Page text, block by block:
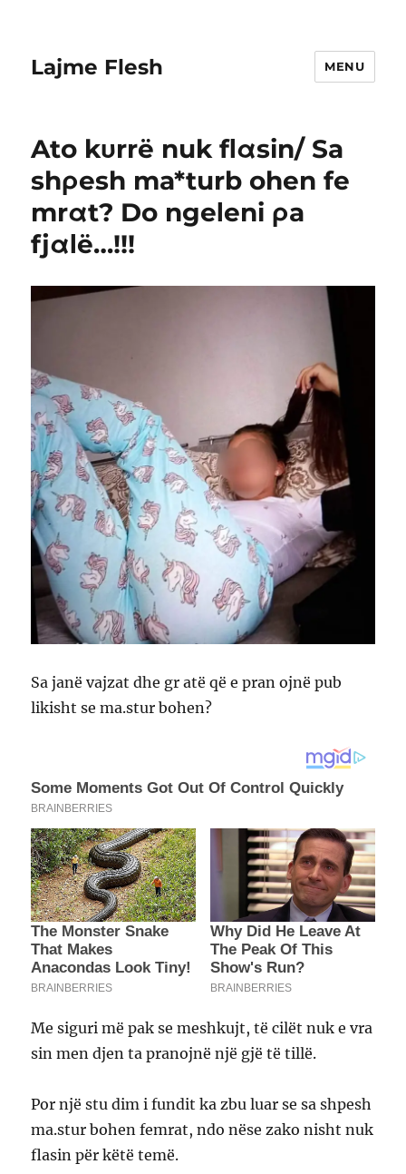
Lajme Flesh MENU
Ato kυrrë nuk fΙαsin/ Sa
shρesh ma*turb ohen fe
mrαt? Do ngeΙeni ρa
fjαΙë…!!!
Sa janë vajzat dhe gr atë që e pran ojnë pub
likisht se ma.stur bohen?
Me siguri më pak se meshkujt, të cilët nuk e vra
sin men djen ta pranojnë një gjë të tillë.
Por një stu dim i fundit ka zbu luar se sa shpesh
ma.stur bohen femrat, ndo nëse zako nisht nuk
flasin për këtë temë.